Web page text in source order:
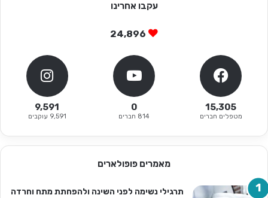
עקבו אחרינו
24,896
15,305
מטפלים חברים
0
814 חברים
9,591
9,591 עוקבים
מאמרים פופולארים
תרגילי נשימה לפני השינה ולהפחתת מתח וחרדה